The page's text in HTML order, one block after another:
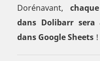
Dorénavant,
dans Dolibarr
dans Google Sheets !